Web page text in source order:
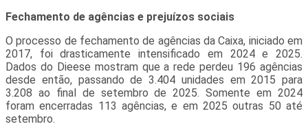
Fechamento de agências e prejuízos sociais
O processo de fechamento de agências da Caixa, iniciado em
2017, foi drasticamente intensificado em 2024 e 2025.
Dados do Dieese mostram que a rede perdeu 196 agências
desde então, passando de 3.404 unidades em 2015 para
3.208 ao final de setembro de 2025. Somente em 2024
foram encerradas 113 agências, e em 2025 outras 50 até
setembro.